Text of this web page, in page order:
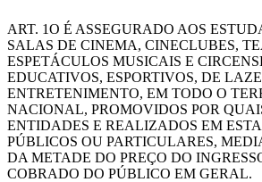
ART. 1O É ASSEGURADO AOS
SALAS DE CINEMA, CINECLUBES,
ESPETÁCULOS MUSICAIS E
EDUCATIVOS, ESPORTIVOS, DE
ENTRETENIMENTO, EM TODO O
NACIONAL, PROMOVIDOS POR
ENTIDADES E REALIZADOS EM
PÚBLICOS OU PARTICULARES,
DA METADE DO PREÇO DO
COBRADO DO PÚBLICO EM GERAL.